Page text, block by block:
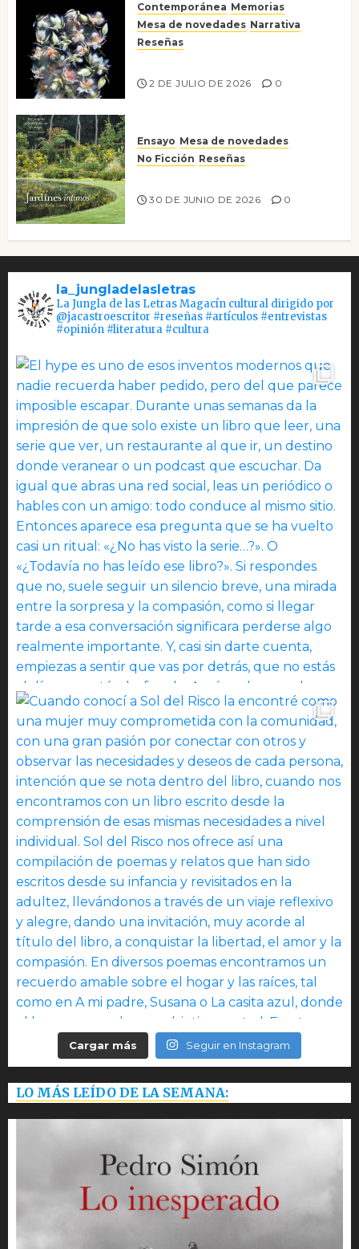
Contemporánea Memorias
Mesa de novedades Narrativa
Reseñas
2 DE JULIO DE 2026 0
Ensayo Mesa de novedades
No Ficción Reseñas
30 DE JUNIO DE 2026 0
la_jungladelasletras
La Jungla de las Letras Magacín cultural dirigido por
@jacastroescritor #reseñas #artículos #entrevistas
#opinión #literatura #cultura
Cargar más Seguir en Instagram
LO MÁS LEÍDO DE LA SEMANA: